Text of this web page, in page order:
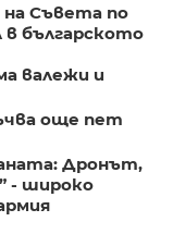
на Съвета по
в българското
валежи и
още пет
Дронът,
- широко